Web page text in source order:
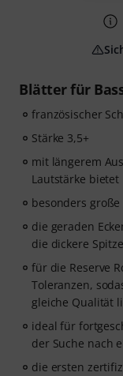
Blätter für
französischer
Stärke 3,5+
mit längerem
Lautstärke bietet
besonders
die geraden
die dickere
für die Reserve
Toleranzen,
gleiche Qualität
ideal für
der Suche nach
die ersten